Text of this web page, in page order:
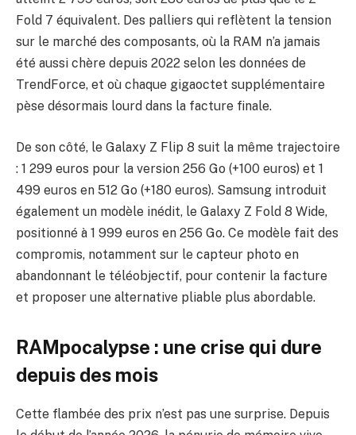
Fold 7 équivalent. Des palliers qui reflètent la tension
sur le marché des composants, où la RAM n’a jamais
été aussi chère depuis 2022 selon les données de
TrendForce, et où chaque gigaoctet supplémentaire
pèse désormais lourd dans la facture finale.
De son côté, le Galaxy Z Flip 8 suit la même trajectoire
: 1 299 euros pour la version 256 Go (+100 euros) et 1
499 euros en 512 Go (+180 euros). Samsung introduit
également un modèle inédit, le Galaxy Z Fold 8 Wide,
positionné à 1 999 euros en 256 Go. Ce modèle fait des
compromis, notamment sur le capteur photo en
abandonnant le téléobjectif, pour contenir la facture
et proposer une alternative pliable plus abordable.
RAMpocalypse : une crise qui dure
depuis des mois
Cette flambée des prix n’est pas une surprise. Depuis